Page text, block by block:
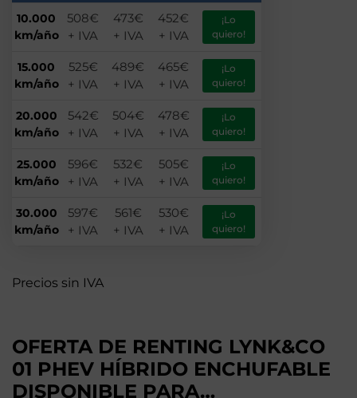
10.000
km/año
508€
+ IVA
473€
+ IVA
452€
+ IVA
¡Lo
quiero!
15.000
km/año
525€
+ IVA
489€
+ IVA
465€
+ IVA
¡Lo
quiero!
20.000
km/año
542€
+ IVA
504€
+ IVA
478€
+ IVA
¡Lo
quiero!
25.000
km/año
596€
+ IVA
532€
+ IVA
505€
+ IVA
¡Lo
quiero!
30.000
km/año
597€
+ IVA
561€
+ IVA
530€
+ IVA
¡Lo
quiero!
Precios sin IVA
OFERTA DE RENTING LYNK&CO
01 PHEV HÍBRIDO ENCHUFABLE
DISPONIBLE PARA…